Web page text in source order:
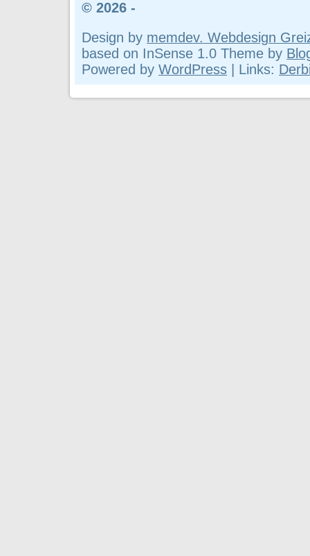
© 2026 -
Design by memdev. Webdesign
based on InSense 1.0 Theme by
Powered by WordPress | Links: